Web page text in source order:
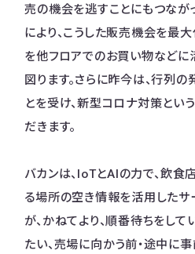
売の機会を逃すことにもつなが
により、こうした販売機会を最
を他フロアでのお買い物などに
図ります。さらに昨今は、行列
とを受け、新型コロナ対策とい
だきます。
バカンは、IoTとAIの力で、飲
る場所の空き情報を活用したサ
が、かねてより、順番待ちをし
たい、売場に向かう前・途中に